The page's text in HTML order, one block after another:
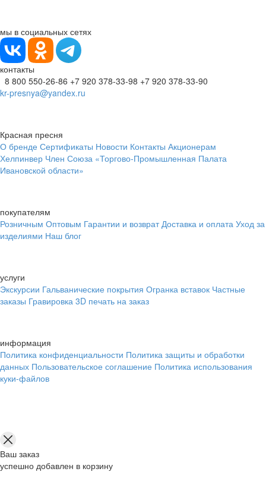
мы в социальных сетях
контакты
8 800 550-26-86 +7 920 378-33-98 +7 920 378-33-90
kr-presnya@yandex.ru
Красная пресня
О бренде Сертификаты Новости Контакты Акционерам
Хелпинвер Член Союза «Торгово-Промышленная Палата
Ивановской области»
покупателям
Розничным Оптовым Гарантии и возврат Доставка и оплата Уход за
изделиями Наш блог
услуги
Экскурсии Гальванические покрытия Огранка вставок Частные
заказы Гравировка 3D печать на заказ
информация
Политика конфиденциальности Политика защиты и обработки
данных Пользовательское соглашение Политика использования
куки-файлов
Ваш заказ
успешно добавлен в корзину